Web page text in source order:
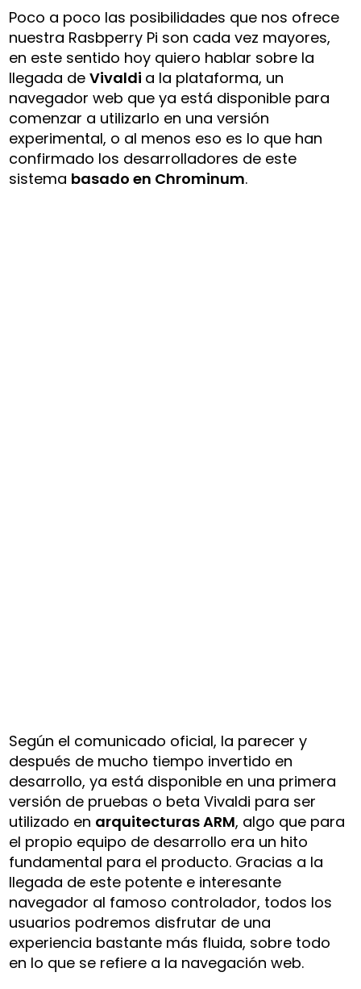
Poco a poco las posibilidades que nos ofrece
nuestra Rasbperry Pi son cada vez mayores,
en este sentido hoy quiero hablar sobre la
llegada deVivaldi a la plataforma, un
navegador web que ya está disponible para
comenzar a utilizarlo en una versión
experimental, o al menos eso es lo que han
confirmado los desarrolladores de este
sistema basado en Chrominum.
Según el comunicado oficial, la parecer y
después de mucho tiempo invertido en
desarrollo, ya está disponible en una primera
versión de pruebas o beta Vivaldi para ser
utilizado en arquitecturas ARM, algo que para
el propio equipo de desarrollo era un hito
fundamental para el producto. Gracias a la
llegada de este potente e interesante
navegador al famoso controlador, todos los
usuarios podremos disfrutar de una
experiencia bastante más fluida, sobre todo
en lo que se refiere a la navegación web.